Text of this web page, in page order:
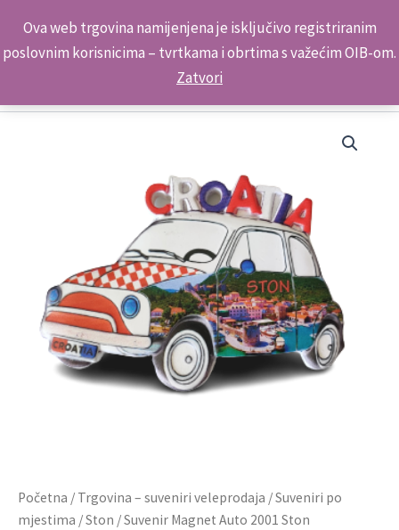
Ova web trgovina namijenjena je isključivo registriranim
poslovnim korisnicima – tvrtkama i obrtima s važećim OIB-om.
Zatvori
content
Kontakt telefon: +385 98 179 3891
Početna / Trgovina – suveniri veleprodaja /Suveniri po
mjestima /Ston / Suvenir Magnet Auto 2001 Ston